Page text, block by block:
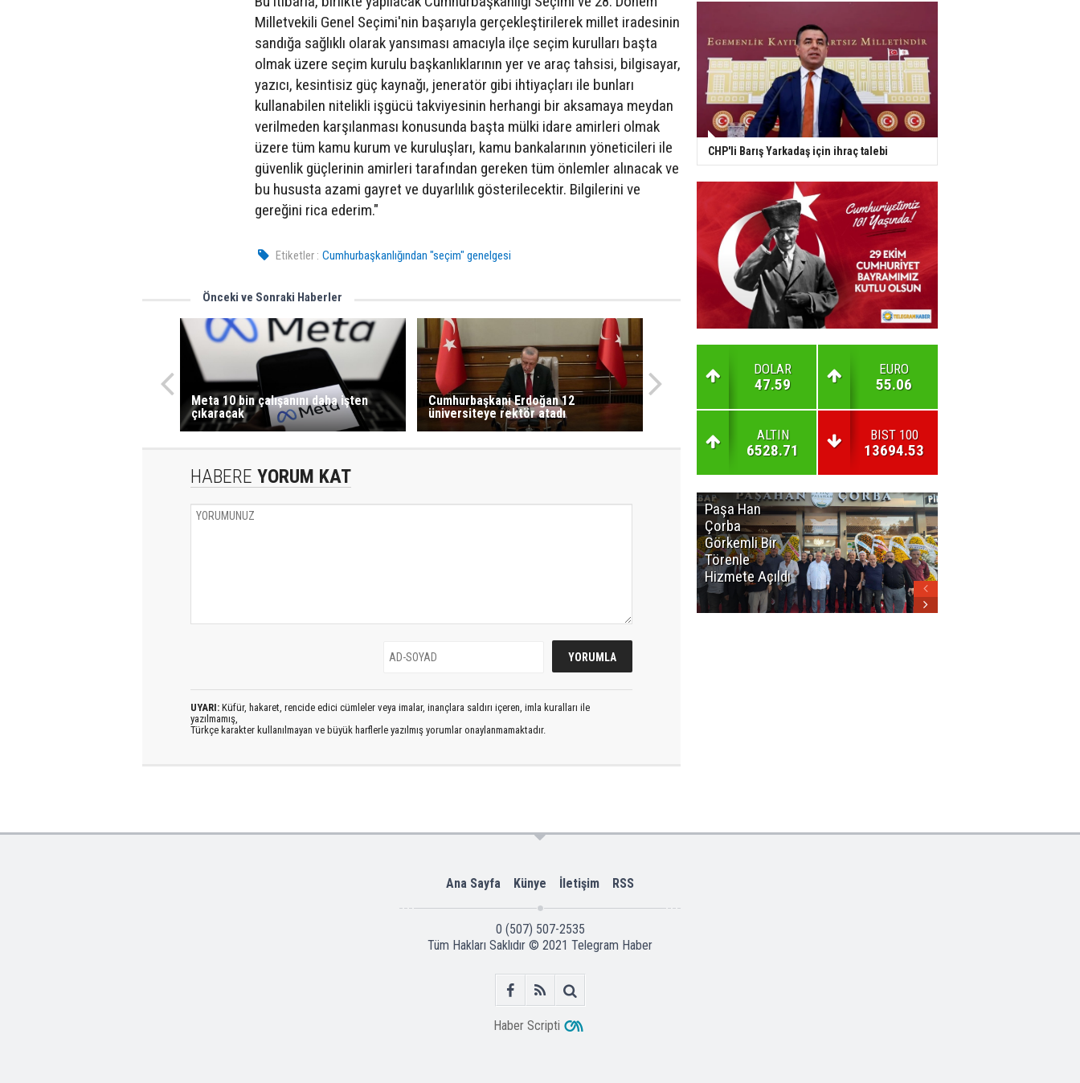
Milletvekili Genel Seçimi'nin başarıyla gerçekleştirilerek millet iradesinin
sandığa sağlıklı olarak yansıması amacıyla ilçe seçim kurulları başta
olmak üzere seçim kurulu başkanlıklarının yer ve araç tahsisi, bilgisayar,
yazıcı, kesintisiz güç kaynağı, jeneratör gibi ihtiyaçları ile bunları
kullanabilen nitelikli işgücü takviyesinin herhangi bir aksamaya meydan
verilmeden karşılanması konusunda başta mülki idare amirleri olmak
üzere tüm kamu kurum ve kuruluşları, kamu bankalarının yöneticileri ile
güvenlik güçlerinin amirleri tarafından gereken tüm önlemler alınacak ve
bu hususta azami gayret ve duyarlılık gösterilecektir. Bilgilerini ve
gereğini rica ederim."
Etiketler : Cumhurbaşkanlığından "seçim" genelgesi
Önceki ve Sonraki Haberler
Meta 10 bin çalışanını daha işten
çıkaracak
Cumhurbaşkanı Erdoğan 12
üniversiteye rektör atadı
HABERE YORUM KAT
UYARI: Küfür, hakaret, rencide edici cümleler veya imalar, inançlara saldırı içeren, imla kuralları ile
yazılmamış,
Türkçe karakter kullanılmayan ve büyük harflerle yazılmış yorumlar onaylanmamaktadır.
CHP'li Barış Yarkadaş için ihraç talebi
DOLAR
47.59
EURO
55.06
ALTIN
6528.71
BIST 100
13694.53
Paşa Han
Çorba
Görkemli Bir
Törenle
Hizmete Açıldı
Ana Sayfa Künye İletişim RSS
0 (507) 507-2535
Tüm Hakları Saklıdır © 2021 Telegram Haber
Haber Scripti